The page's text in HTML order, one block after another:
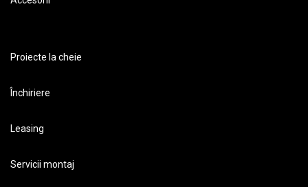
Proiecte la cheie
Închiriere
Leasing
Servicii montaj